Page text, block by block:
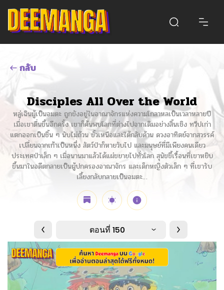
กลับ
Disciples All Over the World
หลู่เฉินผู้เป็นอมตะ ถูกขังอยู่ในอาณาจักรแห่งความโกลาหลเป็นเวลาหลายปี
เมื่อเขาตื่นขึ้นอีกครั้ง เขาก็ค้นพบโลกที่ต่างไปจากเดิมอย่างสิ้นเชิง ทวีปเก่า
แตกออกเป็นชิ้น ๆ นับไม่ถ้วน ขั้วเหนือและใต้กลับด้าน ดวงอาทิตย์จากสวรรค์
เปลี่ยนจากเก้าเป็นหนึ่ง สัตว์ป่าก็หายวับไป และมนุษย์ที่มีเพียงคนเดียว
ประเทศป่าเล็ก ๆ เมื่อนานมาแล้วได้แผ่ขยายไปทั่วโลก สุนัขขี้เรื้อนที่เขาหยิบ
ขึ้นมาในอดีตกลายเป็นผู้ปกครองอาณาจักร และเด็กหญิงตัวเล็ก ๆ ที่เขารับ
เลี้ยงกลับกลายเป็นอมตะ…
ตอนที่ 150